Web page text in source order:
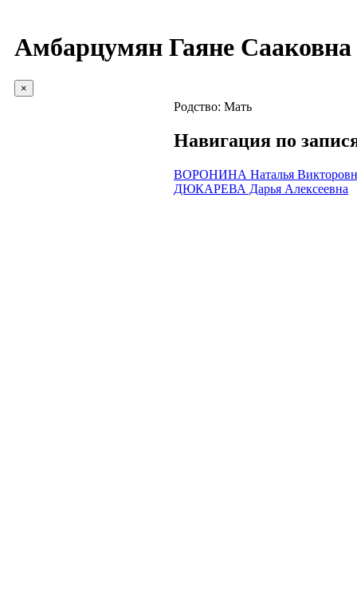
Амбарцумян Гаяне Сааковна
×
Родство: Мать
Навигация по
ВОРОНИНА Наталья
ДЮКАРЕВА Дарья Алексеевна